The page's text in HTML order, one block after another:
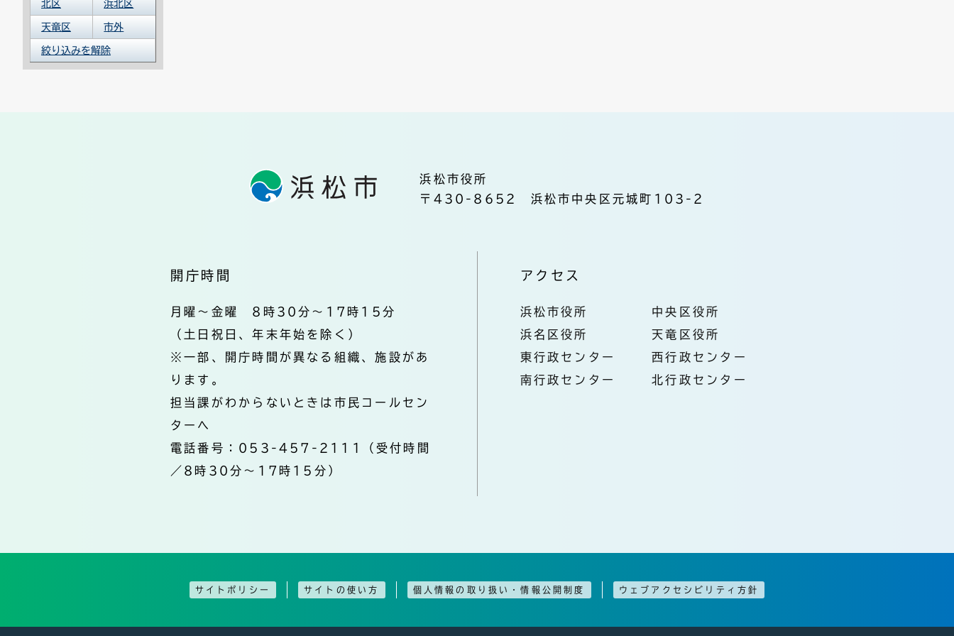
北区 浜北区
天竜区 市外
絞り込みを解除
浜松市役所
〒430-8652 浜松市中央区元城町103-2
開庁時間
月曜～金曜 8時30分～17時15分
（土日祝日、年末年始を除く）
※一部、開庁時間が異なる組織、施設があ
ります。
担当課がわからないときは市民コールセン
ターへ
電話番号：053-457-2111（受付時間
／8時30分～17時15分）
アクセス
浜松市役所
中央区役所
浜名区役所
天竜区役所
東行政センター
西行政センター
南行政センター
北行政センター
サイトポリシー サイトの使い方 個人情報の取り扱い・情報公開制度 ウェブアクセシビリティ方針